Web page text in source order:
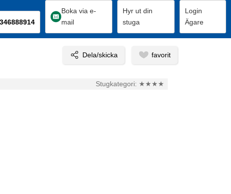
Boka via e-
mail
Hyr ut din
stuga
Login
Ägare
Stugkategori: ★★★★